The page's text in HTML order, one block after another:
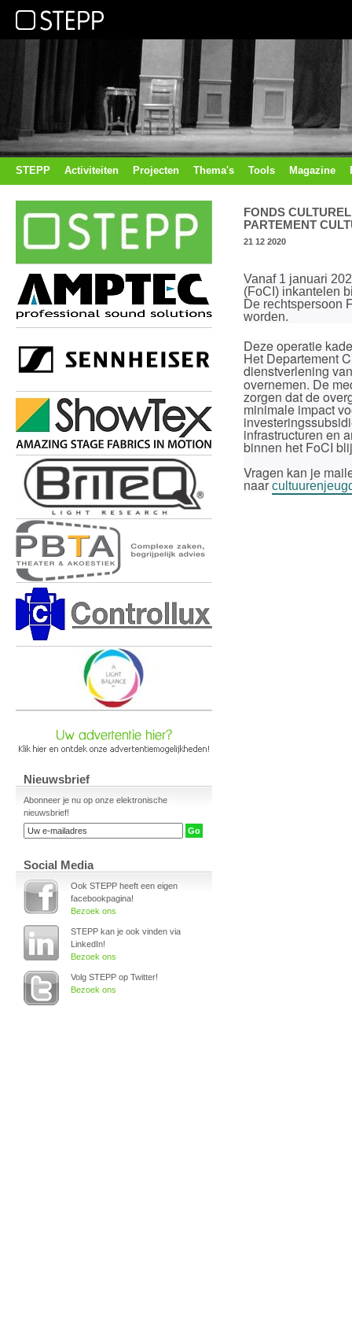
STEPP Activiteiten Projecten Thema's Tools Magazine
Nieuwsbrief
Abonneer je nu op onze elektronische
nieuwsbrief!
Social Media
Ook STEPP heeft een eigen
facebookpagina!
Bezoek ons
STEPP kan je ook vinden via
LinkedIn!
Bezoek ons
Volg STEPP op Twitter!
Bezoek ons
FONDS
PAR­TE­MENT
21 12 2020
Vanaf 1 januari
(FoCI) inkantelen
De rechtspersoon
worden.
Deze operatie
Het Departement
dienstverlening
overnemen. De
zorgen dat de
minimale impact
infrastructuren en
binnen het FoCI
Vragen kan je
naar